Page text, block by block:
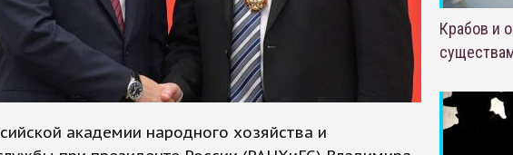
академии народного хозяйства и
Крабов и